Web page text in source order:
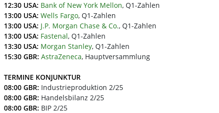
12:30 USA: Bank of New York Mellon, Q1-Zahlen
13:00 USA: Wells Fargo, Q1-Zahlen
13:00 USA: J.P. Morgan Chase & Co., Q1-Zahlen
13:00 USA: Fastenal, Q1-Zahlen
13:30 USA: Morgan Stanley, Q1-Zahlen
15:30 GBR: AstraZeneca, Hauptversammlung
TERMINE KONJUNKTUR
08:00 GBR: Industrieproduktion 2/25
08:00 GBR: Handelsbilanz 2/25
08:00 GBR: BIP 2/25